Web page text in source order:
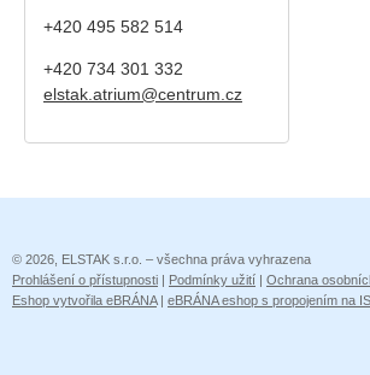
+420 495 582 514
+420 734 301 332
elstak.atrium@centrum.cz
© 2026, ELSTAK s.r.o. – všechna práva vyhrazena
Prohlášení o přístupnosti | Podmínky užití | Ochrana
Eshop vytvořila eBRÁNA| eBRÁNA eshop s propojením na IS